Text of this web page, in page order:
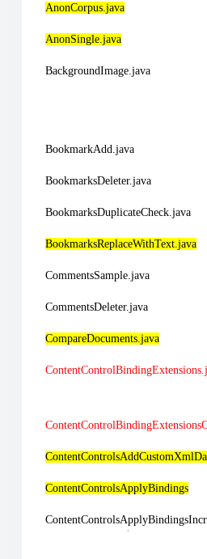
AnonCorpus.java
AnonSingle.java
BackgroundImage.java
BookmarkAdd.java
BookmarksDeleter.java
BookmarksDuplicateCheck.java
BookmarksReplaceWithText.java
CommentsSample.java
CommentsDeleter.java
CompareDocuments.java
ContentControlsApplyBindings